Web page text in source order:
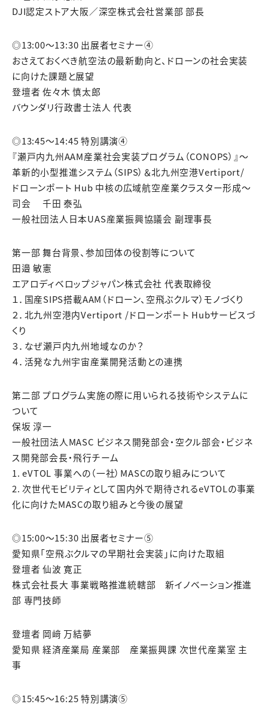
DJI認定ストア大阪／深空株式会社営業部 部長
◎13:00～13:30 出展者セミナー④
おさえておくべき航空法の最新動向と、ドローンの社会実装
に向けた課題と展望
登壇者 佐々木 慎太郎
バウンダリ行政書士法人 代表
◎13:45～14:45 特別講演④
『瀬戸内九州AAM産業社会実装プログラム（CONOPS）』～
革新的小型推進システム（SIPS）＆北九州空港Vertiport/
ドローンポート Hub 中核の広域航空産業クラスター形成～
司会 千田 泰弘
一般社団法人日本UAS産業振興協議会 副理事長
第一部 舞台背景、参加団体の役割等について
田邉 敏憲
エアロディベロップジャパン株式会社 代表取締役
１．国産SIPS搭載AAM（ドローン、空飛ぶクルマ）モノづくり
２．北九州空港内Vertiport /ドローンポート Hubサービスづ
くり
３．なぜ瀬戸内九州地域なのか？
４．活発な九州宇宙産業開発活動との連携
第二部 プログラム実施の際に用いられる技術やシステムに
ついて
保坂 淳一
一般社団法人MASC ビジネス開発部会・空クル部会・ビジネ
ス開発部会長・飛行チーム
1. eVTOL 事業への（一社）MASCの取り組みについて
2. 次世代モビリティとして国内外で期待されるeVTOLの事業
化に向けたMASCの取り組みと今後の展望
◎15:00～15:30 出展者セミナー⑤
愛知県「空飛ぶクルマの早期社会実装」に向けた取組
登壇者 仙波 寛正
株式会社長大 事業戦略推進統轄部 新イノベーション推進
部 専門技師
登壇者 岡﨑 万結夢
愛知県 経済産業局 産業部 産業振興課 次世代産業室 主
事
◎15:45～16:25 特別講演⑤